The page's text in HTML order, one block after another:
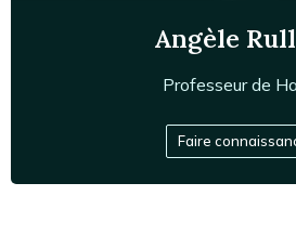
Angèle Rullier, professeur de
classique, découverte et
Angèle
Professeur de
Faire